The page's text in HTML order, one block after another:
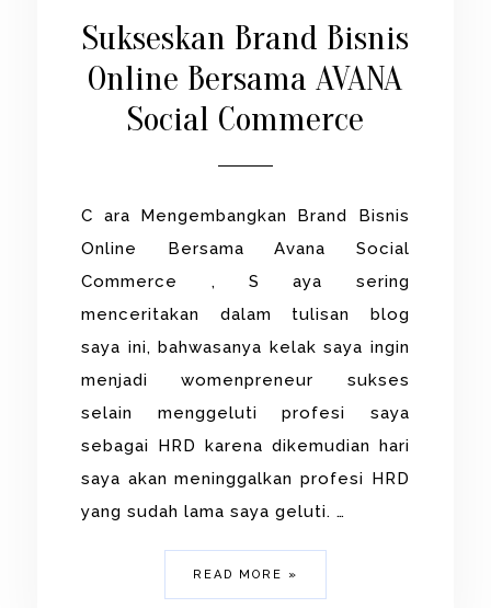
Sukseskan Brand Bisnis
Online Bersama AVANA
Social Commerce
C ara Mengembangkan Brand Bisnis
Online Bersama Avana Social
Commerce , S aya sering
menceritakan dalam tulisan blog
saya ini, bahwasanya kelak saya ingin
menjadi womenpreneur sukses
selain menggeluti profesi saya
sebagai HRD karena dikemudian hari
saya akan meninggalkan profesi HRD
yang sudah lama saya geluti. …
READ MORE »